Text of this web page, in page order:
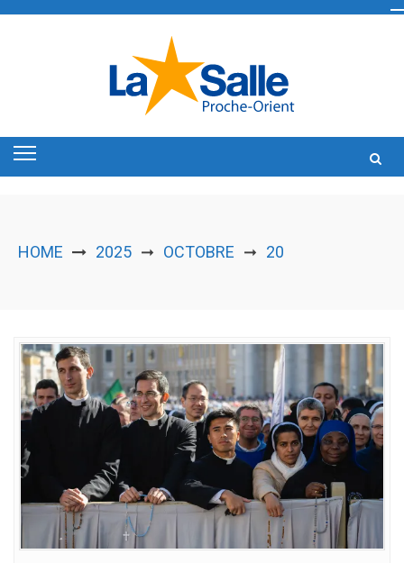
HOME 2025 ➞ OCTOBRE ➞ 20